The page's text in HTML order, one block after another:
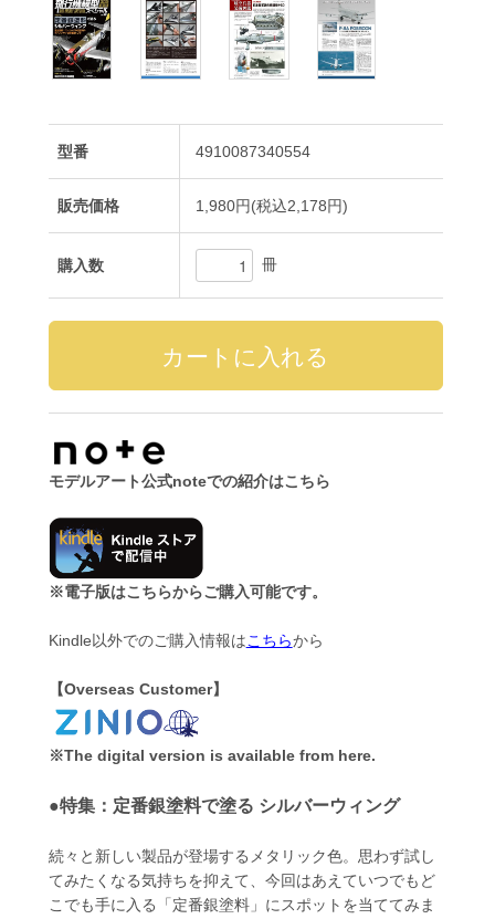
型番 4910087340554
販売価格 1,980円(税込2,178円)
購入数 冊
モデルアート公式noteでの紹介はこちら
※電子版はこちらからご購入可能です。
Kindle以外でのご購入情報はこちらから
【Overseas Customer】
※The digital version is available from here.
●特集：定番銀塗料で塗る シルバーウィング
続々と新しい製品が登場するメタリック色。思わず試し
てみたくなる気持ちを抑えて、今回はあえていつでもど
こでも手に入る「定番銀塗料」にスポットを当ててみま